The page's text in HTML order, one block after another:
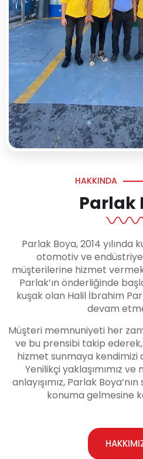
HAKKINDA
Parlak
Parlak Boya, 2014 yılında
otomotiv ve
müşterilerine hizmet
Parlak’ın önderliğinde
kuşak olan Halil İbrahim
devam
Müşteri memnuniyeti her
ve bu prensibi takip
hizmet sunmaya kendimizi
Yenilikçi yaklaşımımız
anlayışımız, Parlak
konuma gelmesine